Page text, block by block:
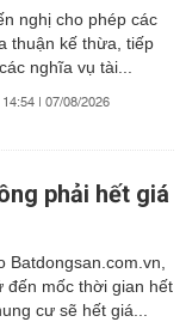
nghị cho phép các
thuận kế thừa, tiếp
nghĩa vụ tài...
14:54 | 07/08/2026
phải hết giá
Batdongsan.com.vn,
đến mốc thời gian hết
cư sẽ hết giá...